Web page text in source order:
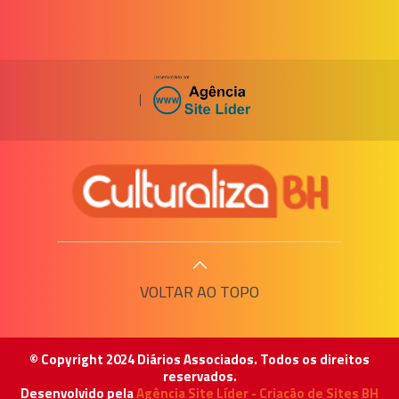
|
VOLTAR AO TOPO
© Copyright 2024 Diários Associados. Todos os direitos
reservados.
Desenvolvido pelaAgência Site Líder - Criação de Sites BH